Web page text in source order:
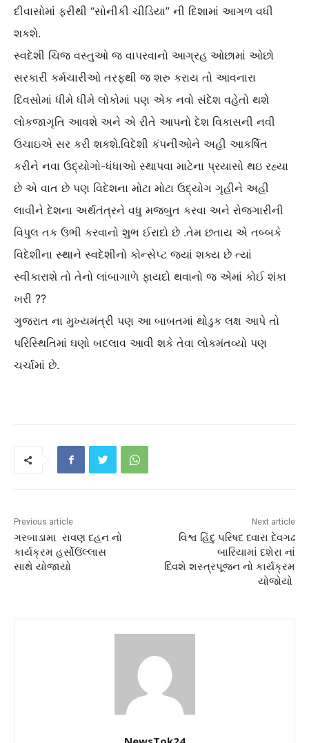
દીવાસોમાં ફરીથી “સોનીકી ચીડિયા” ની દિશામાં આગળ વધી
શકશે.
સ્વદેશી ચિજ વસ્તુઓ જ વાપરવાનો આગ્રહ ઓછામાં ઓછો
સરકારી કર્મચારીઓ તરફથી જ શરુ કરાય તો આવનારા
દિવસોમાં ધીમે ધીમે લોકોમાં પણ એક નવો સંદેશ વહેતો થશે
લોકજાગૃતિ આવશે અને એ રીતે આપનો દેશ વિકાસની નવી
ઉચાઇએ સર કરી શકશે.વિદેશી કંપનીઓને અહી આકર્ષિત
કરીને નવા ઉદ્યોગો-ધંધાઓ સ્થાપવા માટેના પ્રયાસો થઇ રહ્યા
છે એ વાત છે પણ વિદેશના મોટા મોટા ઉદ્યોગ ગૃહીને અહી
લાવીને દેશના અર્થતંત્રને વધુ મજબુત કરવા અને રોજગારીની
વિપુલ તક ઉભી કરવાનો શુભ ઈરાદો છે .તેમ છતાય એ તબ્બકે
વિદેશીના સ્થાને સ્વદેશીનો કોન્સેપ્ટ જ્યાં શક્ય છે ત્યાં
સ્વીકારાશે તો તેનો લાંબાગાળે ફાયદો થવાનો જ એમાં કોઈ શંકા
ખરી ??
ગુજરાત ના મુખ્યમંત્રી પણ આ બાબતમાં થોડુક લક્ષ આપે તો
પરિસ્થિતિમાં ઘણો બદલાવ આવી શકે તેવા લોકમંતવ્યો પણ
ચર્ચામાં છે.
Previous article
ગરબાડામા રાવણ દહન નો
કાર્યક્રમ હર્સોઉંલ્લાસ
સાથે યોજાયો
Next article
વિશ્વ હિંદુ પરિષદ ધ્વારા દેવગઢ
બારિયામાં દશેરા નાં
દિવશે શસ્ત્રપૂજન નો કાર્યક્રમ
યોજોયો